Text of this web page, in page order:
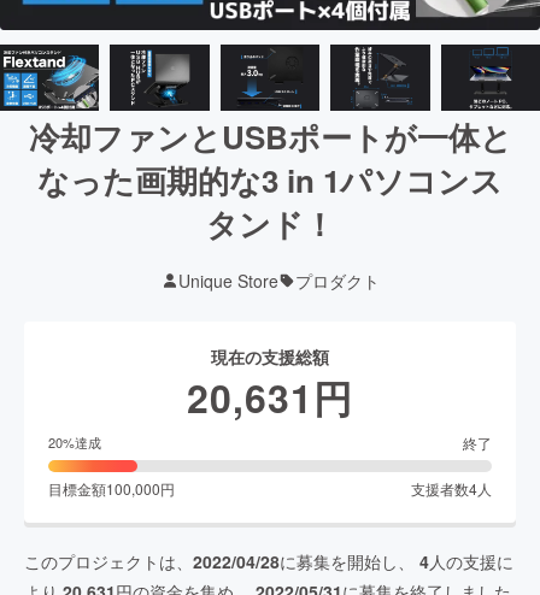
冷却ファンとUSBポートが一体と
なった画期的な3 in 1パソコンス
タンド！
Unique Store プロダクト
現在の支援総額
20,631 円
20%達成 終了
目標金額100,000円 支援者数4人
このプロジェクトは、 2022/04/28に募集を開始し、 4人の支援に